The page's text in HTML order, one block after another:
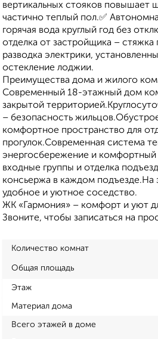
вертикальных стояков повышает
частично теплый пол.✅
горячая вода круглый год без
отделка от застройщика – стяжка
разводка электрики,
остекление лоджии.
Преимущества дома и жилого
Современный 18-этажный дом
закрытой
– безопасность
комфортное пространство для
прогулок.Современная система
энергосбережение и комфортный
входные группы и отделка
консьержа в каждом подъезде.На
удобное и уютное соседство.
ЖК «Гармония» – комфорт и уют
Звоните, чтобы записаться на
Количество комнат
Общая площадь
Этаж
Материал дома
Всего этажей в доме